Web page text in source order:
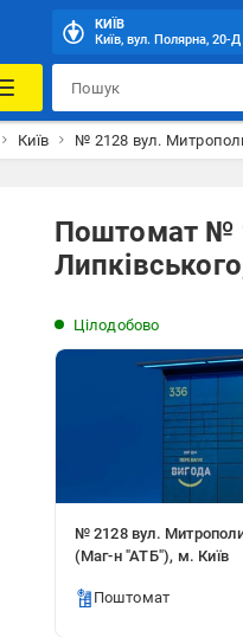
КИЇВ
Київ, вул. Полярна, 20-Д
Київ № 2128 вул.
Поштомат №
Цілодобово
№ 2128 вул.
(Маг-н "АТБ"), м. Київ
Поштомат